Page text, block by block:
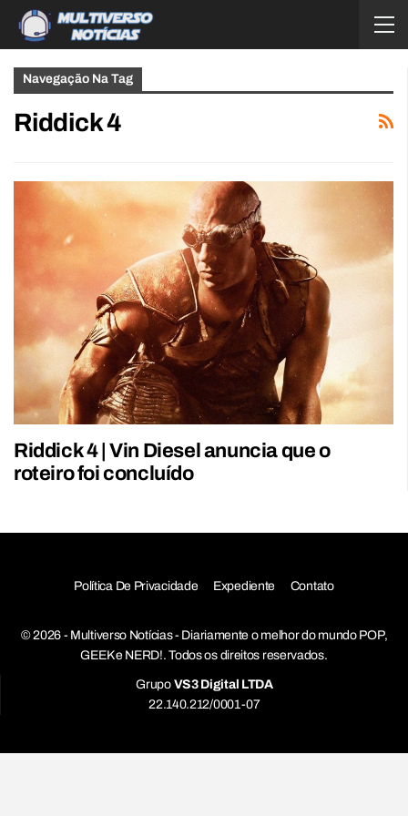
Navegação Na Tag
Riddick 4
Riddick 4 | Vin Diesel anuncia que o
roteiro foi concluído
Política De Privacidade Expediente Contato
© 2026 - Multiverso Notícias - Diariamente o melhor do mundo POP,
GEEK e NERD!. Todos os direitos reservados.
Grupo VS3 Digital LTDA
22.140.212/0001-07